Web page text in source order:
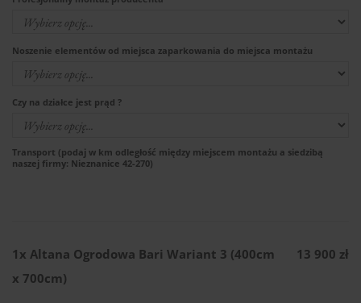
Noszenie elementów od miejsca zaparkowania do miejsca montażu
Czy na działce jest prąd ?
Transport (podaj w km odległość między miejscem montażu a siedzibą
naszej firmy: Nieznanice 42-270)
1x Altana Ogrodowa Bari Wariant 3 (400cm
x 700cm)
13 900 zł